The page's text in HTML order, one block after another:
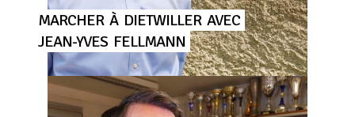
MARCHER À DIETWILLER AVEC
JEAN-YVES FELLMANN